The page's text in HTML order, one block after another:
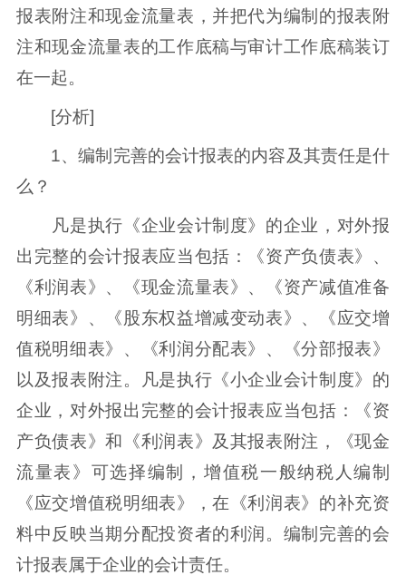
报表附注和现金流量表，并把代为编制的报表附
注和现金流量表的工作底稿与审计工作底稿装订
在一起。
[分析]
1、编制完善的会计报表的内容及其责任是什
么？
凡是执行《企业会计制度》的企业，对外报
出完整的会计报表应当包括：《资产负债表》、
《利润表》、《现金流量表》、《资产减值准备
明细表》、《股东权益增减变动表》、《应交增
值税明细表》、《利润分配表》、《分部报表》
以及报表附注。凡是执行《小企业会计制度》的
企业，对外报出完整的会计报表应当包括：《资
产负债表》和《利润表》及其报表附注，《现金
流量表》可选择编制，增值税一般纳税人编制
《应交增值税明细表》，在《利润表》的补充资
料中反映当期分配投资者的利润。编制完善的会
计报表属于企业的会计责任。